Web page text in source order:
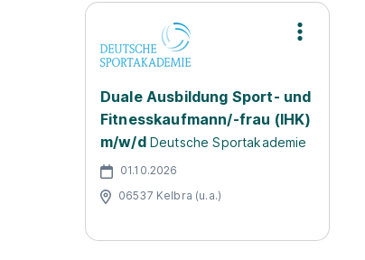
Duale Ausbildung Sport- und
Fitnesskaufmann/-frau (IHK)
m/w/d Deutsche Sportakademie
01.10.2026
06537 Kelbra (u.a.)